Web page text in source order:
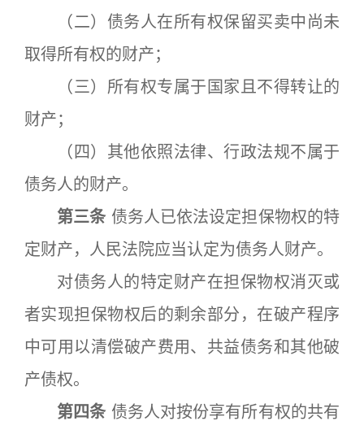
（二）债务人在所有权保留买卖中尚未
取得所有权的财产；
（三）所有权专属于国家且不得转让的
财产；
（四）其他依照法律、行政法规不属于
债务人的财产。
第三条 债务人已依法设定担保物权的特
定财产，人民法院应当认定为债务人财产。
对债务人的特定财产在担保物权消灭或
者实现担保物权后的剩余部分，在破产程序
中可用以清偿破产费用、共益债务和其他破
产债权。
第四条 债务人对按份享有所有权的共有